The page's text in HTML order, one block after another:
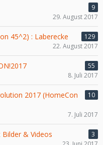
9
29. August 2017
45^2) : Laberecke
129
22. August 2017
55
8. Juli 2017
2017 (HomeCon
10
7. Juli 2017
& Videos
3